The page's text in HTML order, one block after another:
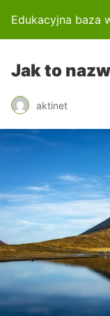
Edukacyjna baza
Jak to
aktinet